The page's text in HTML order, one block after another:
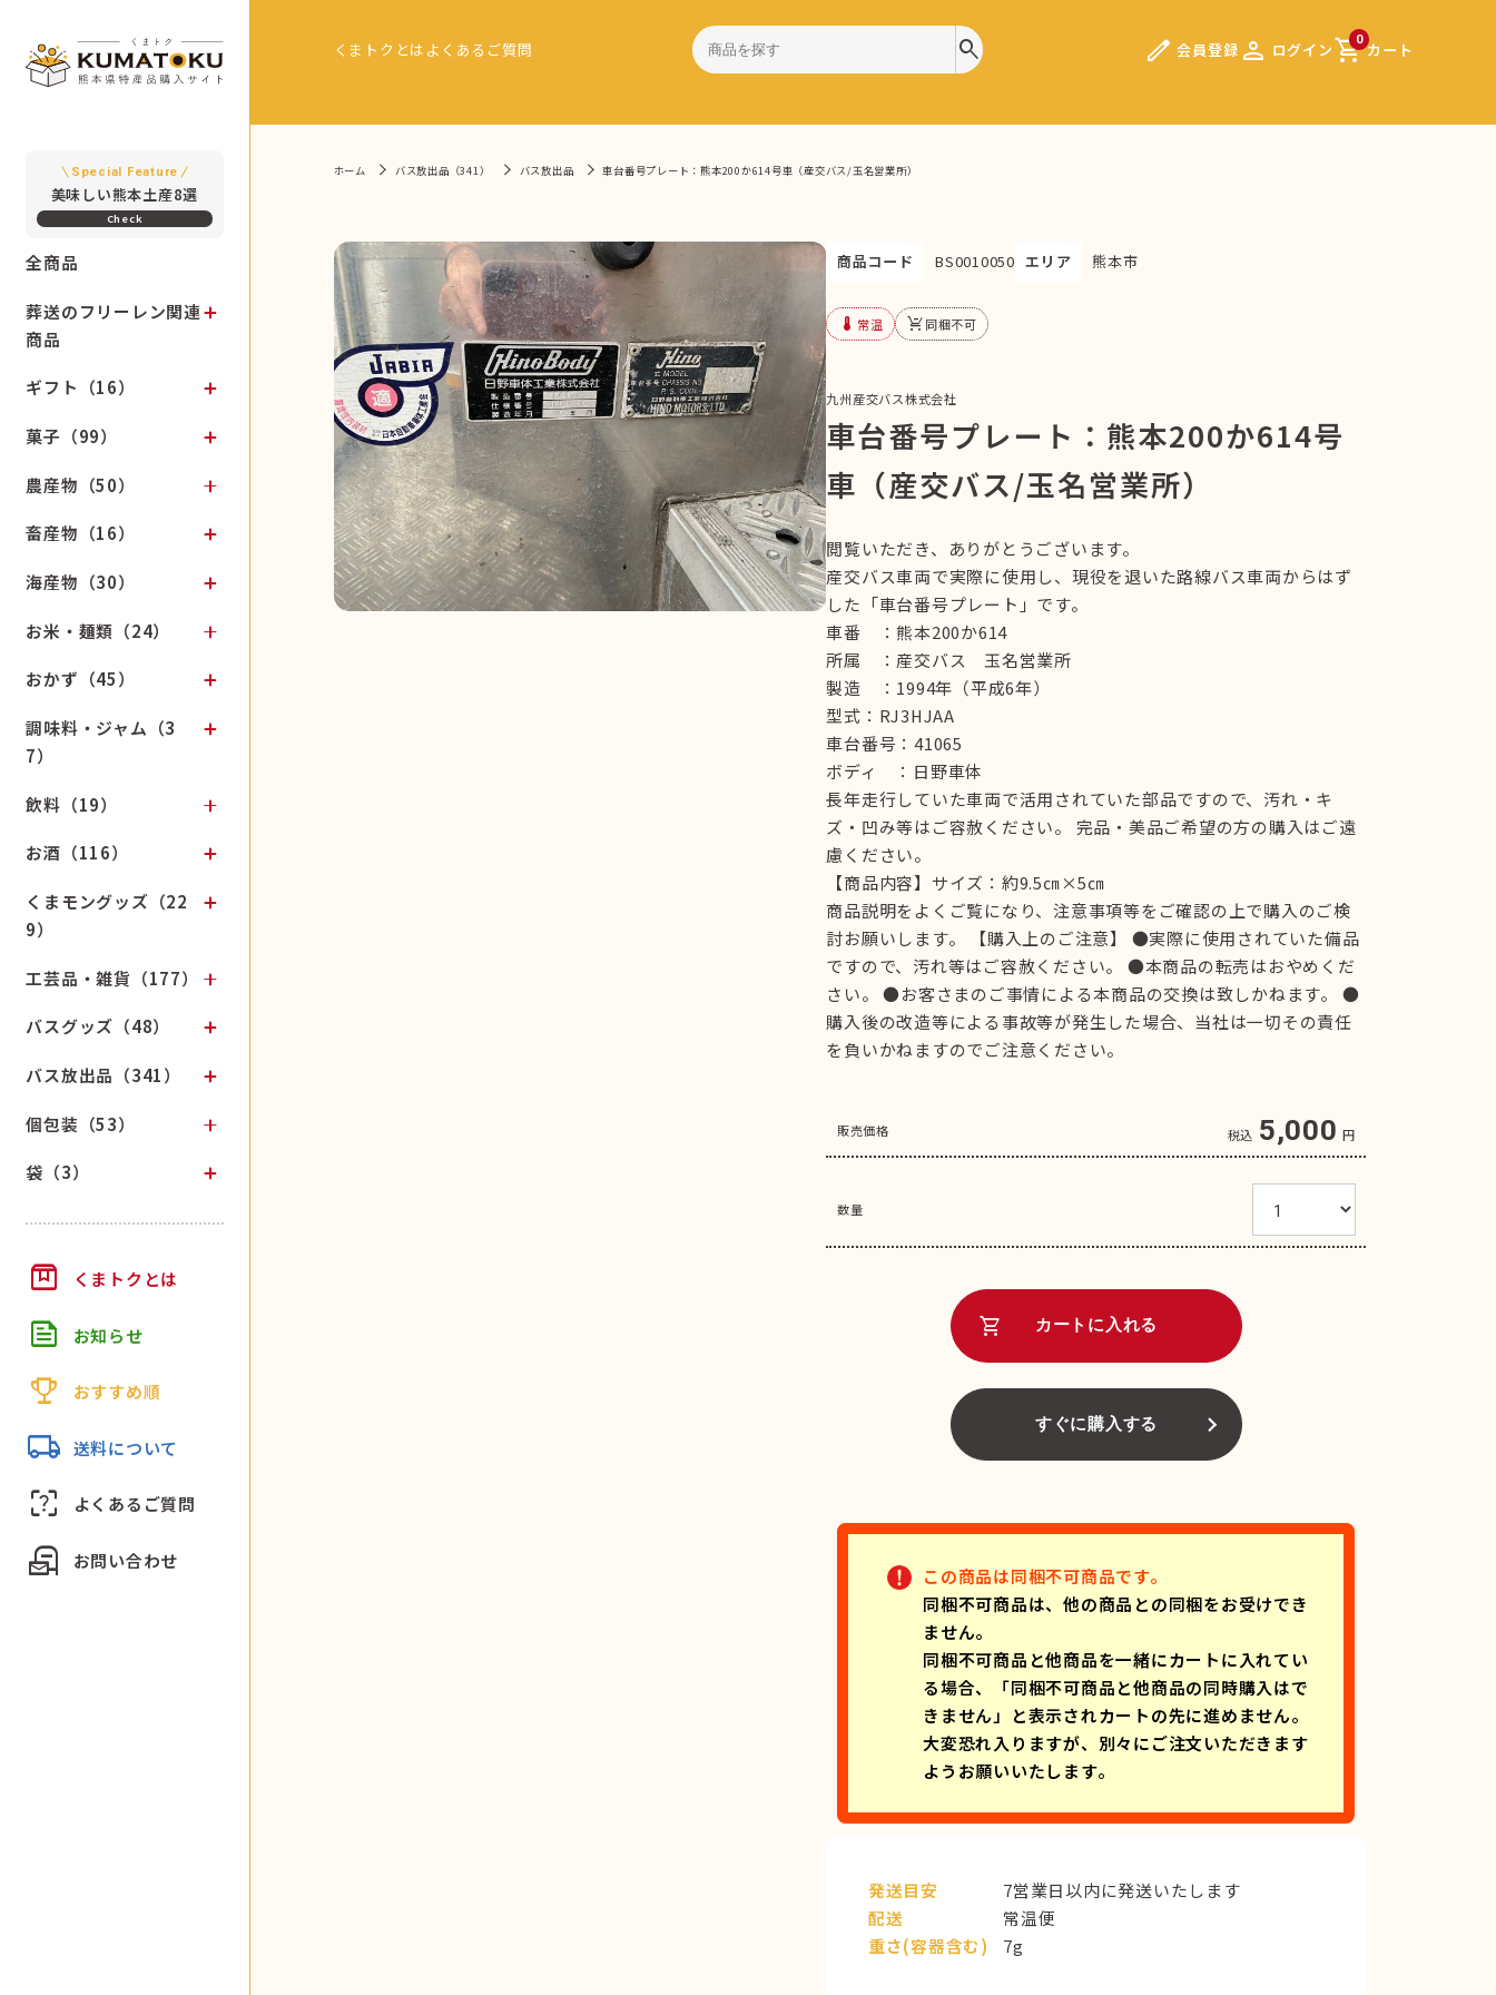
Special Feature
美味しい熊本土産8選
全商品
葬送のフリーレン関連
商品
ギフト（16）
菓子（99）
農産物（50）
畜産物（16）
海産物（30）
お米・麺類（24）
おかず（45）
調味料・ジャム（3
7）
飲料（19）
お酒（116）
くまモングッズ（22
9）
工芸品・雑貨（177）
バスグッズ（48）
バス放出品（341）
個包装（53）
袋（3）
box くまトクとは
feed お知らせ
trophy おすすめ順
local_shipping 送料について
indeterminate_question_box よくあるご質問
local_post_office お問い合わせ
くまトクとは よくあるご質問 search edit 会員登録 person ログイン 0
shopping_cartカート
ホーム バス放出品（341） バス放出品 車台番号プレート：熊本200か614号車（産交バス/玉名営業所）
商品コード BS0010050 エリア 熊本市
device_thermostat 常温 remove_shopping_cart同梱不可
九州産交バス株式会社
車台番号プレート：熊本200か614号
車（産交バス/玉名営業所）
閲覧いただき、ありがとうございます。
産交バス車両で実際に使用し、現役を退いた路線バス車両からはず
した「車台番号プレート」です。
車番 ：熊本200か614
所属 ：産交バス 玉名営業所
製造 ：1994年（平成6年）
型式：RJ3HJAA
車台番号：41065
ボディ ：日野車体
長年走行していた車両で活用されていた部品ですので、汚れ・キ
ズ・凹み等はご容赦ください。 完品・美品ご希望の方の購入はご遠
慮ください。
【商品内容】サイズ：約9.5㎝×5㎝
商品説明をよくご覧になり、注意事項等をご確認の上で購入のご検
討お願いします。 【購入上のご注意】 ●実際に使用されていた備品
ですので、汚れ等はご容赦ください。 ●本商品の転売はおやめくだ
さい。 ●お客さまのご事情による本商品の交換は致しかねます。 ●
購入後の改造等による事故等が発生した場合、当社は一切その責任
を負いかねますのでご注意ください。
販売価格 税込 5,000 円
数量
shopping_cart カートに入れる
すぐに購入する
この商品は同梱不可商品です。
同梱不可商品は、他の商品との同梱をお受けでき
ません。
同梱不可商品と他商品を一緒にカートに入れてい
る場合、「同梱不可商品と他商品の同時購入はで
きません」と表示されカートの先に進めません。
大変恐れ入りますが、別々にご注文いただきます
ようお願いいたします。
発送目安
7営業日以内に発送いたします
配送
常温便
重さ(容器含む)
7g